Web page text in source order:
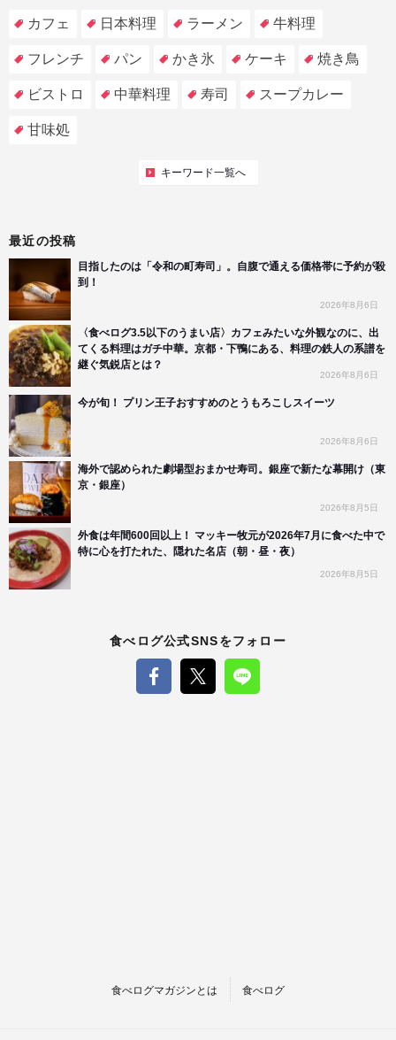
カフェ 日本料理 ラーメン 牛料理
フレンチ パン かき氷 ケーキ 焼き鳥
ビストロ 中華料理 寿司 スープカレー
甘味処
キーワード一覧へ
最近の投稿
目指したのは「令和の町寿司」。自腹で通える価格帯に予約が殺
到！
2026年8月6日
〈食べログ3.5以下のうまい店〉カフェみたいな外観なのに、出
てくる料理はガチ中華。京都・下鴨にある、料理の鉄人の系譜を
継ぐ気鋭店とは？
2026年8月6日
今が旬！ プリン王子おすすめのとうもろこしスイーツ
2026年8月6日
海外で認められた劇場型おまかせ寿司。銀座で新たな幕開け（東
京・銀座）
2026年8月5日
外食は年間600回以上！ マッキー牧元が2026年7月に食べた中で
特に心を打たれた、隠れた名店（朝・昼・夜）
2026年8月5日
食べログ公式SNSをフォロー
食べログマガジンとは 食べログ